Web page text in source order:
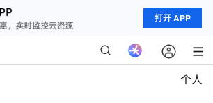
打开 APP
个人